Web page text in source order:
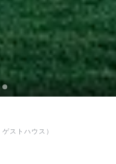
ストハウス）